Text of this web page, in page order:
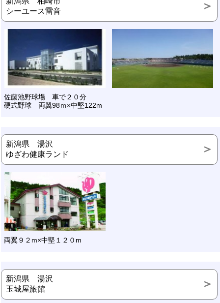
シーユース雷音
佐藤池野球場 車で２０分
硬式野球 両翼98ｍ×中堅122m
新潟県 湯沢
ゆざわ健康ランド
両翼９２m×中堅１２０m
新潟県 湯沢
玉城屋旅館